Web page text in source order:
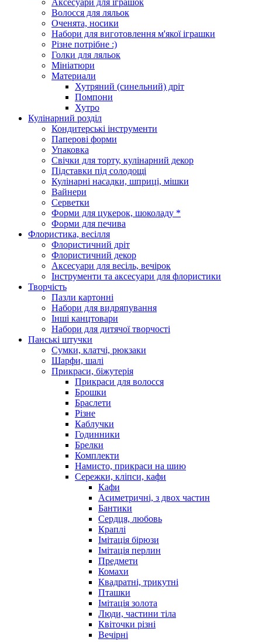
Волосся для ляльок
Оченята, носики
Набори для виготовлення м'якої іграшки
Різне потрібне :)
Голки для ляльок
Мініатюри
Материали
Хутряний (синельний) дріт
Помпони
Хутро
Кулінарний розділ
Кондитерські інструменти
Паперові форми
Упаковка
Свічки для торту, кулінарний декор
Підставки під солодощі
Кулінарні насадки, шприці, мішки
Вайнери
Серветки
Форми для цукерок, шоколаду *
Форми для печива
Флористика, весілля
Флористичний дріт
Флористичний декор
Аксесуари для весіль, вечірок
Інструменти та аксесуари для флористики
Творчість
Пазли картонні
Набори для видряпування
Інші канцтовари
Набори для дитячої творчості
Панські штучки
Сумки, клатчі, рюкзаки
Шарфи, шалі
Прикраси, біжутерія
Прикраси для волосся
Брошки
Браслети
Різне
Каблучки
Годинники
Брелки
Комплекти
Намисто, прикраси на шию
Сережки, кліпси, кафи
Кафи
Асиметричні, з двох частин
Бантики
Сердця, любовь
Краплі
Імітація бірюзи
Імітація перлин
Предмети
Комахи
Квадратні, трикутні
Пташки
Імітація золота
Люди, частини тіла
Квіточки різні
Вечірні